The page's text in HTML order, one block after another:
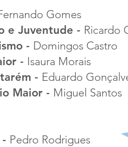
Gomes
e Juventude - Ricardo
- Domingos Castro
- Isaura Morais
- Eduardo
Maior - Miguel Santos
Pedro Rodrigues